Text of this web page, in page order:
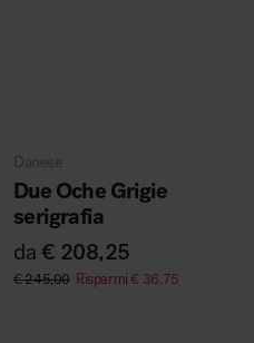
Danese
Due Oche Grigie
serigrafia
da€ 208,25
€245,00 Risparmi€ 36,75